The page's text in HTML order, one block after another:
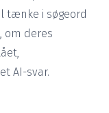
tænke i søgeord
om deres
AI-svar.